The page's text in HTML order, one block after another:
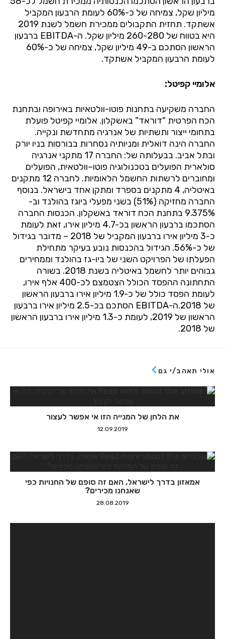
מיליון שקל, צמיחה של כ-60% לעומת הרבעון המקביל
אשתקד. תחזית התקבולים ממכירת חשמל לשנת 2019
היא בטווח של 260-280 מיליון שקל. ה-
EBITDA ברבעון
הראשון הסתכם ב-49 מיליון שקל, צמיחה של כ-60%
לעומת הרבעון המקביל אשתקד.
אלומיי קפיטל:
החברה משקיעה בתחנות פוטו-וולטאיות באירופה ובתחנת
הכח הפרטית "דוראד" באשקלון. אלומיי קפיטל פועלת
בתחומי ייצור ותשתיות של אנרגיה מתחדשת ונקייה.
החברה הינה דואלית ומניותיה נסחרות בבורסות בניו יורק
ובתל
אביב. בבעלותה של: החברה 17 מתקני אנרגיה
סולארית הפועלים בטכנולוגיה פוטו–וולטאית, הפועלים
ומחוברים לרשתות החשמל הלאומיות. לחברה 12 מתקנים
באיטליה,
מתקנים בספרד ומתקן אחד בישראל. בנוסף
החברה מחזיקה (51%) בשני מפעלי ביוגז בהולנד וב-
9.375% בתחנת הכח דוראד באשקלון. הכנסות החברה
הסתכמו ברבעון הראשון בכ-4.7 מיליון אירו, זאת לעומת
כ-3 מיליון אירו ברבעון המקביל של 2018 – מדובר בגידול
של כ-56%. הגידול בהכנסות נובע בעיקר מתחילת
הפעלתו של הפרויקט השני של ביו-גז בהולנד וממחירים
גבוהים יותר לחשמל באיטליה בשנת 2018
. בשורה
התחתונה ההפסד הכולל הצטמצם לכ-400 אלף אירו,
לעומת הפסד כולל של כ-1.9 מיליון אירו ברבעון הראשון
של 2018.ה-
EBITDA
הסתכם בכ-2.5 מיליון אירו ברבעון
הראשון של 2019, לעומת כ-1.3 מיליון אירו ברבעון הראשון
של 2018
.
אולי תאהב/י גם
את הלחן של המנייה הזו אי אפשר לעצור
12.09.2019
אמאזון בדרך לישראל, האם זה סופם של החנויות כפי
שאנחנו מכירים?
28.08.2019